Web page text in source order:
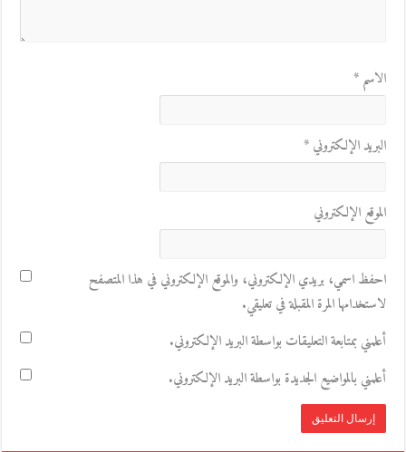
الاسم*
البريد الإلكتروني*
الموقع الإلكتروني
احفظ اسمي، بريدي الإلكتروني، والموقع الإلكتروني في هذا المتصفح
لاستخدامها المرة المقبلة في تعليقي.
أعلمني بمتابعة التعليقات بواسطة البريد الإلكتروني.
أعلمني بالمواضيع الجديدة بواسطة البريد الإلكتروني.